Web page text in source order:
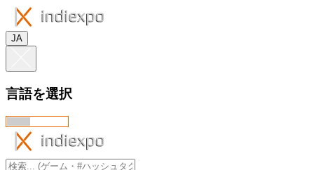
JA
言語を選択